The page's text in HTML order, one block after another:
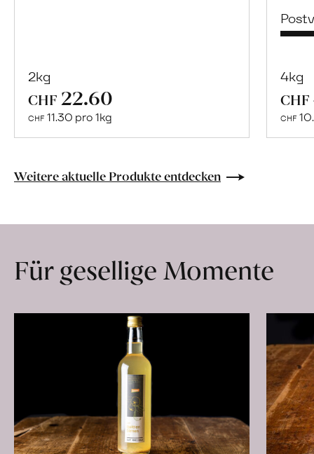
2kg
CHF 22.60
CHF 11.30 pro 1kg
Bulgur
«Perciasacchi»
4kg
CHF
CHF
Weitere aktuelle Produkte entdecken
Für gesellige Momente